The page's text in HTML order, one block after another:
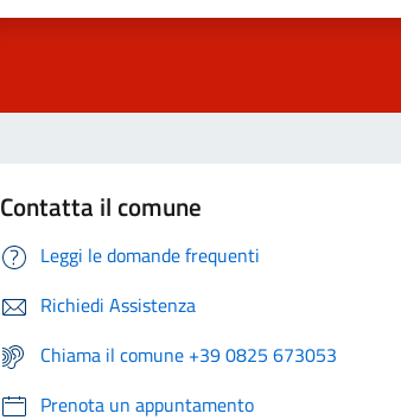
Contatta il comune
Leggi le domande frequenti
Richiedi Assistenza
Chiama il comune +39 0825 673053
Prenota un appuntamento